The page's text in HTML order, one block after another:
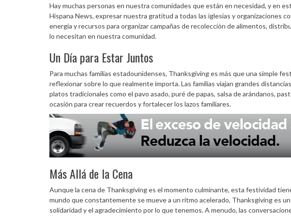
Hay muchas personas en nuestra comunidades que están en necesidad, y en
Hispana News, expresar nuestra gratitud a todas las iglesias y organizaciones
energía y recursos para organizar campañas de recolección de alimentos,
lo necesitan en nuestra comunidad.
Un Día para Estar Juntos
Para muchas familias estadounidenses, Thanksgiving es más que una simple
reflexionar sobre lo que realmente importa. Las familias viajan grandes
platos tradicionales como el pavo asado, puré de papas, salsa de arándanos,
ocasión para crear recuerdos y fortalecer los lazos familiares.
Más Allá de la Cena
Aunque la cena de Thanksgiving es el momento culminante, esta festividad
mundo que constantemente se mueve a un ritmo acelerado, Thanksgiving es
solidaridad y el agradecimiento por lo que tenemos. A menudo, las